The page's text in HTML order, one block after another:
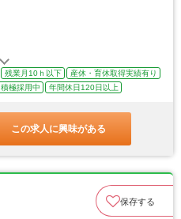
残業月10ｈ以下
産休・育休取得実績有り
積極採用中 年間休日120日以上
この求人に興味がある
保存する